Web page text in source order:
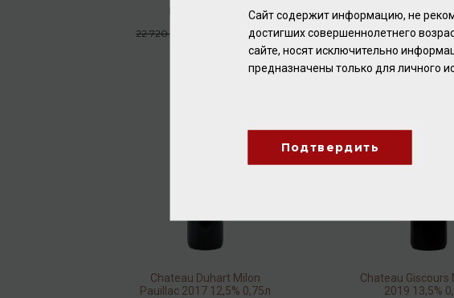
22 720.00 ₽
20 448.00 ₽
0,75л
Вино /
22
Chateau Duhart Milon
Pauillac 2017 12,5% 0,75л
Chateau Giscours
2019 13,5%
Сайт содержит информацию, не
достигших совершеннолетнего
сайте, носят исключительно
предназначены только для личного
Подтвердить